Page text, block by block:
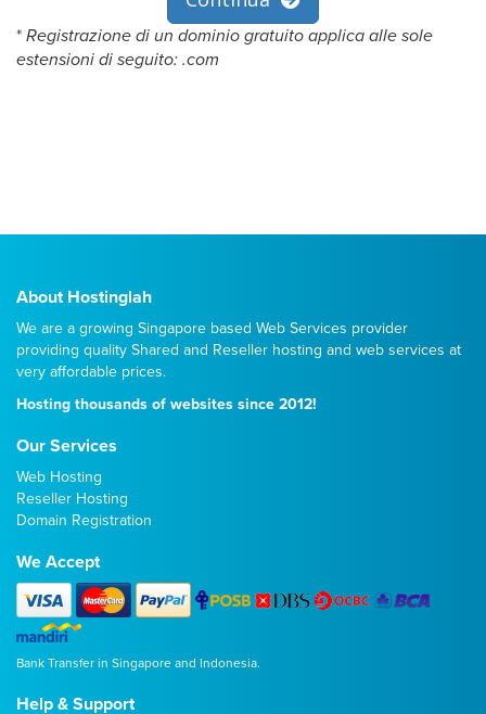
* Registrazione di un dominio gratuito applica alle sole
estensioni di seguito: .com
About Hostinglah
We are a growing Singapore based Web Services provider
providing quality Shared and Reseller hosting and web services at
very affordable prices.
Hosting thousands of websites since 2012!
Our Services
Web Hosting
Reseller Hosting
Domain Registration
We Accept
Bank Transfer in Singapore and Indonesia.
Help & Support